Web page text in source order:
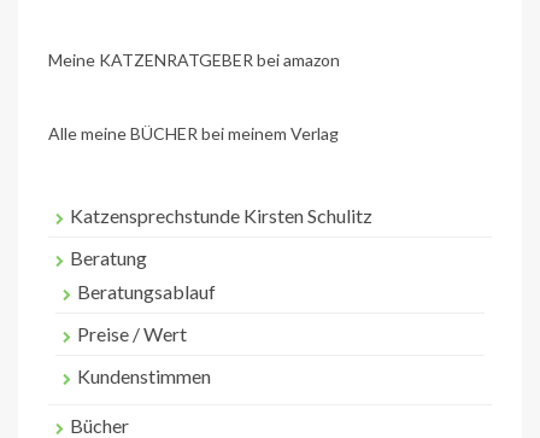
Meine KATZENRATGEBER bei amazon
Alle meine BÜCHER bei meinem Verlag
Katzensprechstunde Kirsten Schulitz
Beratung
Beratungsablauf
Preise / Wert
Kundenstimmen
Bücher